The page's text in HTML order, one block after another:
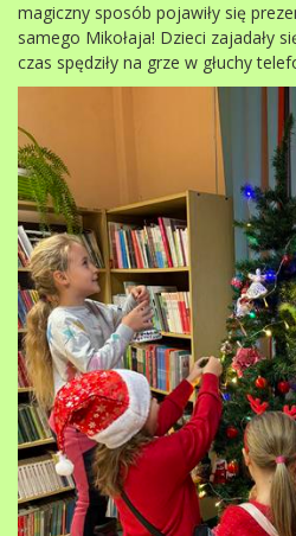
magiczny sposób pojawiły się
samego Mikołaja! Dzieci zajadały
czas spędziły na grze w głuchy